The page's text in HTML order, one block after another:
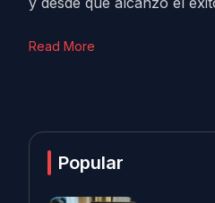
Read More
Popular